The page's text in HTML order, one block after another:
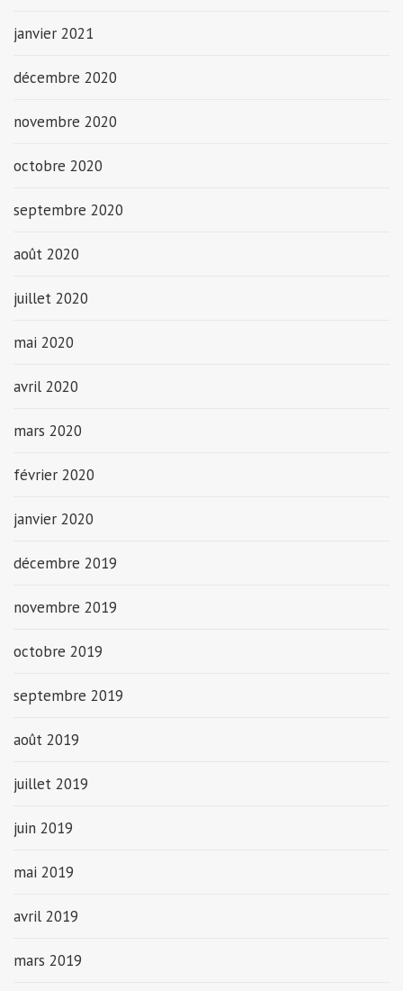
janvier 2021
décembre 2020
novembre 2020
octobre 2020
septembre 2020
août 2020
juillet 2020
mai 2020
avril 2020
mars 2020
février 2020
janvier 2020
décembre 2019
novembre 2019
octobre 2019
septembre 2019
août 2019
juillet 2019
juin 2019
mai 2019
avril 2019
mars 2019